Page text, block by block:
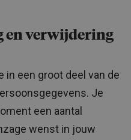
en verwijdering
in een groot deel van de
Je
een aantal
wenst in jouw